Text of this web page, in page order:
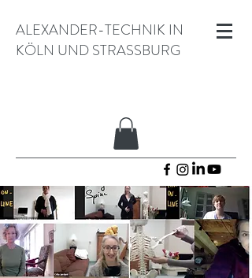
ALEXANDER-TECHNIK IN
KÖLN UND STRASSBURG